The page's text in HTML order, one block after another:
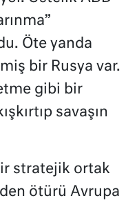
Öte yanda
bir Rusya var.
gibi bir
savaşın
stratejik ortak
ötürü Avrupa